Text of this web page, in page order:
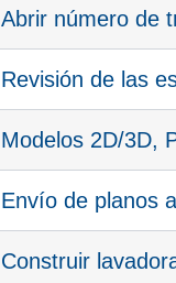
Abrir número de
Revisión de las
Modelos 2D/3D,
Envío de planos
Construir